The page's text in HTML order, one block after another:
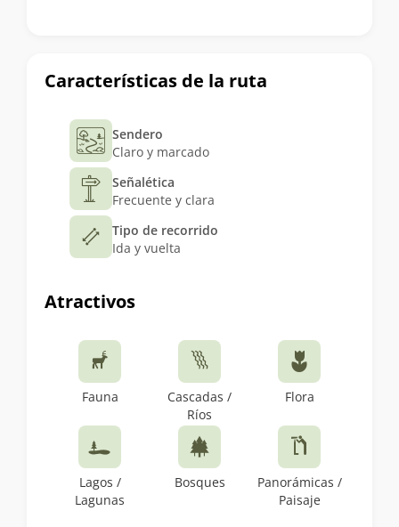
Características de la ruta
Sendero
Claro y marcado
Señalética
Frecuente y clara
Tipo de recorrido
Ida y vuelta
Atractivos
Fauna
Cascadas /
Ríos
Flora
Lagos /
Lagunas
Bosques
Panorámicas /
Paisaje